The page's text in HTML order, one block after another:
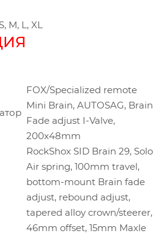
S, M, L, XL
FOX/Specialized remote
Mini Brain, AUTOSAG, Brain
Fade adjust I-Valve,
200x48mm
RockShox SID Brain 29, Solo
Air spring, 100mm travel,
bottom-mount Brain fade
adjust, rebound adjust,
tapered alloy crown/steerer,
46mm offset, 15mm Maxle